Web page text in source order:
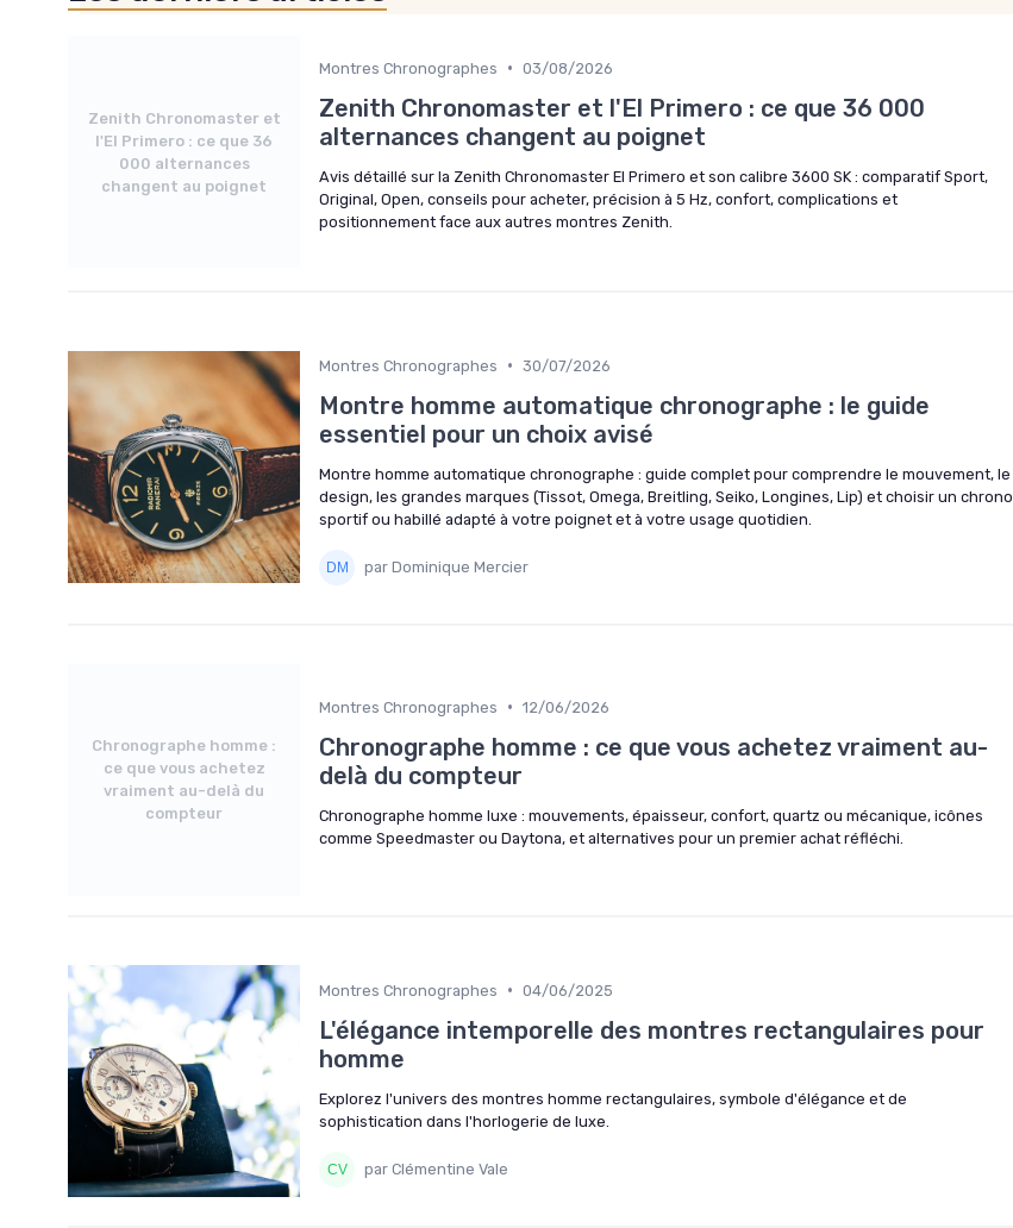
Zenith Chronomaster et
l'El Primero : ce que 36
000 alternances
changent au poignet
Montres Chronographes • 03/08/2026
Zenith Chronomaster et l'El Primero : ce que 36 000
alternances changent au poignet
Avis détaillé sur la Zenith Chronomaster El Primero et son calibre 3600 SK : comparatif Sport,
Original, Open, conseils pour acheter, précision à 5 Hz, confort, complications et
positionnement face aux autres montres Zenith.
Montres Chronographes • 30/07/2026
Montre homme automatique chronographe : le guide
essentiel pour un choix avisé
Montre homme automatique chronographe : guide complet pour comprendre le mouvement, le
design, les grandes marques (Tissot, Omega, Breitling, Seiko, Longines, Lip) et choisir un chrono
sportif ou habillé adapté à votre poignet et à votre usage quotidien.
par Dominique Mercier
Chronographe homme :
ce que vous achetez
vraiment au-delà du
compteur
Montres Chronographes • 12/06/2026
Chronographe homme : ce que vous achetez vraiment au-
delà du compteur
Chronographe homme luxe : mouvements, épaisseur, confort, quartz ou mécanique, icônes
comme Speedmaster ou Daytona, et alternatives pour un premier achat réfléchi.
Montres Chronographes • 04/06/2025
L'élégance intemporelle des montres rectangulaires pour
homme
Explorez l'univers des montres homme rectangulaires, symbole d'élégance et de
sophistication dans l'horlogerie de luxe.
par Clémentine Vale